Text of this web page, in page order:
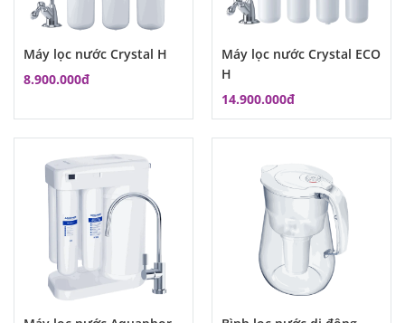
Máy lọc nước Crystal H
8.900.000đ
Máy lọc nước Crystal ECO
H
14.900.000đ